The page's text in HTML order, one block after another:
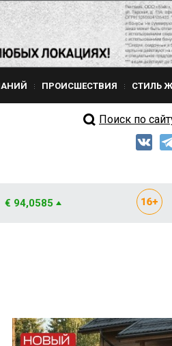
ПРОИСШЕСТВИЯ СТИЛЬ
Поиск по
€ 94,0585